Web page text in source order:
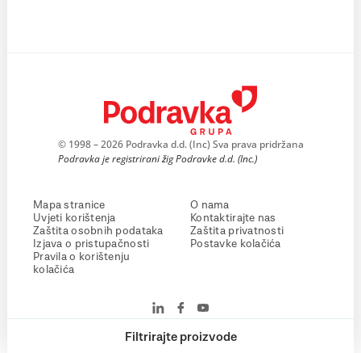
Filtrirajte proizvode
© 1998 – 2026 Podravka d.d. (Inc) Sva prava pridržana
Podravka je registrirani žig Podravke d.d. (Inc.)
Mapa stranice
Uvjeti korištenja
Zaštita osobnih podataka
Izjava o pristupačnosti
Pravila o korištenju
kolačića
O nama
Kontaktirajte nas
Zaštita privatnosti
Postavke kolačića